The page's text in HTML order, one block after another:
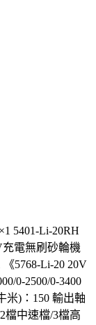
5401-Li-20RH
充電無刷砂輪機
5768-Li-20 20V
0-2500/0-3400
米)：150 輸出軸
檔中速檔/3檔高